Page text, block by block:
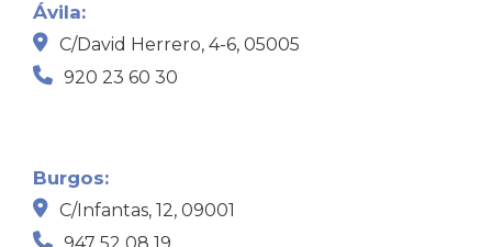
Ávila:
C/David Herrero, 4-6, 05005
920 23 60 30
Burgos:
C/Infantas, 12, 09001